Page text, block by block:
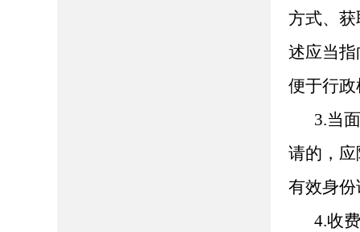
方式、
述应当
便于行
3.当
请的，
有效身
4.收